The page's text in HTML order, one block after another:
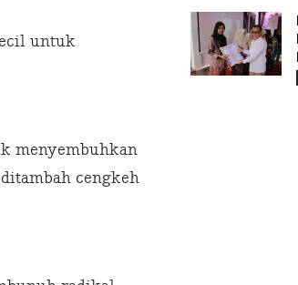
untuk
menyembuhkan
cengkeh